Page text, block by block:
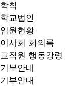
학칙
학교법인
임원현황
이사회 회의록
교직원 행동강령
기부안내
기부안내